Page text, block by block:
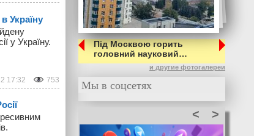
Україну
у Україну.
17:32 753
Під Москвою горить
головний науковий…
и другие фотогалереи
Мы в соцсетях
>
<